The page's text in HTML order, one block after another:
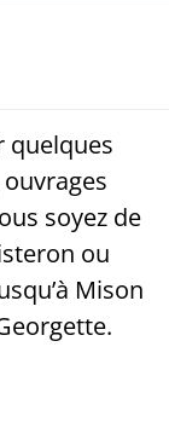
quelques
soyez de
ou
Mison